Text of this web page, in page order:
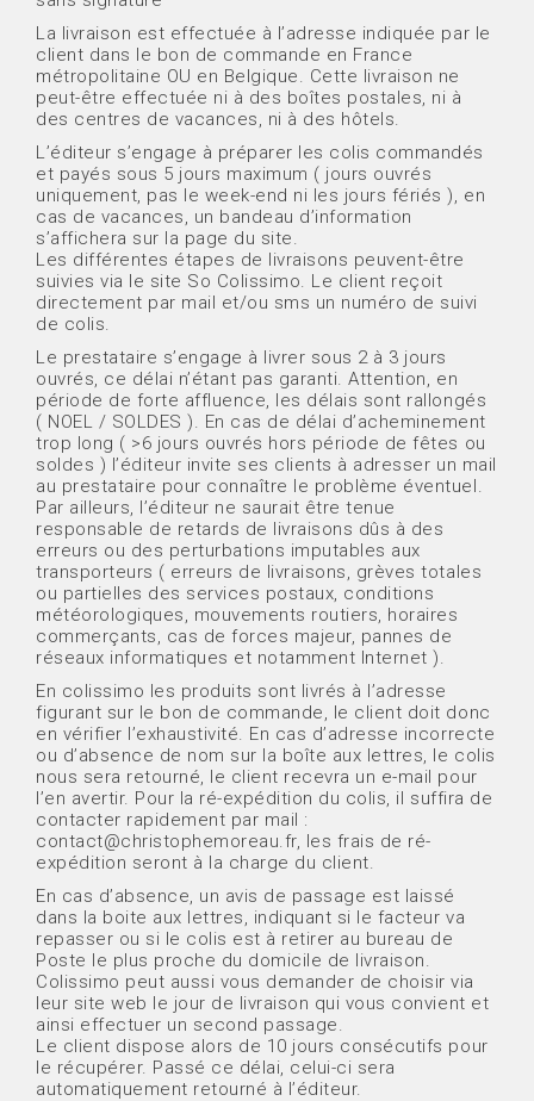
La livraison est effectuée à l’adresse indiquée par le
client dans le bon de commande en France
métropolitaine OU en Belgique. Cette livraison ne
peut-être effectuée ni à des boîtes postales, ni à
des centres de vacances, ni à des hôtels.
L’éditeur s’engage à préparer les colis commandés
et payés sous 5 jours maximum ( jours ouvrés
uniquement, pas le week-end ni les jours fériés ), en
cas de vacances, un bandeau d’information
s’affichera sur la page du site.
Les différentes étapes de livraisons peuvent-être
suivies via le site So Colissimo. Le client reçoit
directement par mail et/ou sms un numéro de suivi
de colis.
Le prestataire s’engage à livrer sous 2 à 3 jours
ouvrés, ce délai n’étant pas garanti. Attention, en
période de forte affluence, les délais sont rallongés
( NOEL / SOLDES ). En cas de délai d’acheminement
trop long ( >6 jours ouvrés hors période de fêtes ou
soldes ) l’éditeur invite ses clients à adresser un mail
au prestataire pour connaître le problème éventuel.
Par ailleurs, l’éditeur ne saurait être tenue
responsable de retards de livraisons dûs à des
erreurs ou des perturbations imputables aux
transporteurs ( erreurs de livraisons, grèves totales
ou partielles des services postaux, conditions
météorologiques, mouvements routiers, horaires
commerçants, cas de forces majeur, pannes de
réseaux informatiques et notamment Internet ).
En colissimo les produits sont livrés à l’adresse
figurant sur le bon de commande, le client doit donc
en vérifier l’exhaustivité. En cas d’adresse incorrecte
ou d’absence de nom sur la boîte aux lettres, le colis
nous sera retourné, le client recevra un e-mail pour
l’en avertir. Pour la ré-expédition du colis, il suffira de
contacter rapidement par mail :
contact@christophemoreau.fr, les frais de ré-
expédition seront à la charge du client.
En cas d’absence, un avis de passage est laissé
dans la boite aux lettres, indiquant si le facteur va
repasser ou si le colis est à retirer au bureau de
Poste le plus proche du domicile de livraison.
Colissimo peut aussi vous demander de choisir via
leur site web le jour de livraison qui vous convient et
ainsi effectuer un second passage.
Le client dispose alors de 10 jours consécutifs pour
le récupérer. Passé ce délai, celui-ci sera
automatiquement retourné à l’éditeur.